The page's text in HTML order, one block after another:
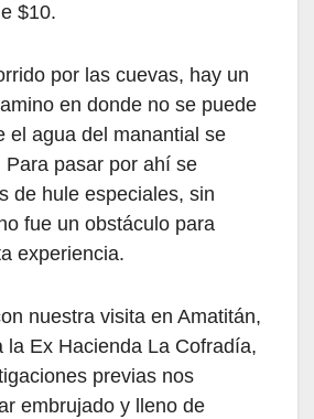
$10.
por las cuevas, hay un
en donde no se puede
el agua del manantial se
Para pasar por ahí se
de hule especiales, sin
fue un obstáculo para
experiencia.
nuestra visita en Amatitán,
la Ex Hacienda La Cofradía,
previas nos
embrujado y lleno de